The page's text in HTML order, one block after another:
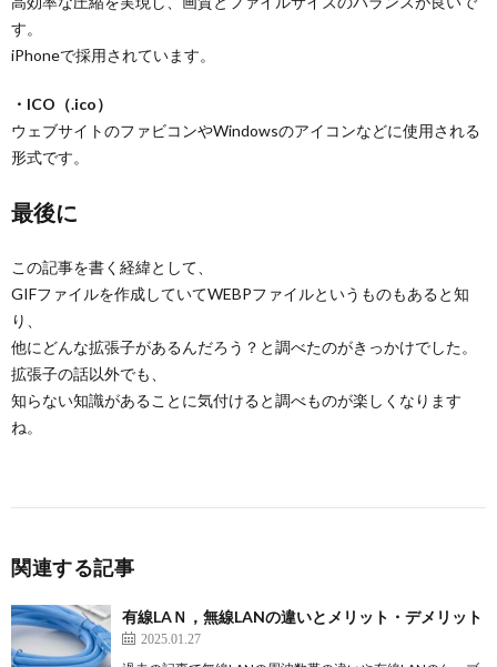
す。
iPhoneで採用されています。
・ICO（.ico）
ウェブサイトのファビコンやWindowsのアイコンなどに使用される
形式です。
最後に
この記事を書く経緯として、
GIFファイルを作成していてWEBPファイルというものもあると知
り、
他にどんな拡張子があるんだろう？と調べたのがきっかけでした。
拡張子の話以外でも、
知らない知識があることに気付けると調べものが楽しくなります
ね。
関連する記事
有線LAＮ，無線LANの違いとメリット・デメリット
2025.01.27